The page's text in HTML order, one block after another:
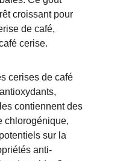
croissant pour
de café,
cerise.
cerises de café
contiennent des
chlorogénique,
sur la
anti-